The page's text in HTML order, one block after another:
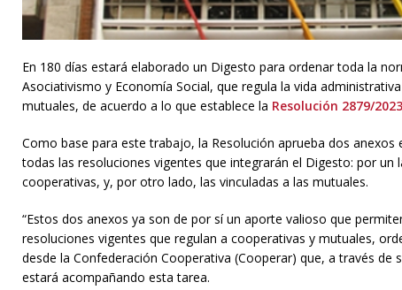
En 180 días estará elaborado un Digesto para ordenar toda la
Asociativismo y Economía Social, que regula la vida
mutuales, de acuerdo a lo que establece la Resolución 2879/2023
Como base para este trabajo, la Resolución aprueba dos anexos
todas las resoluciones vigentes que integrarán el Digesto: por un
cooperativas, y, por otro lado, las vinculadas a las mutuales.
“Estos dos anexos ya son de por sí un aporte valioso que
resoluciones vigentes que regulan a cooperativas y mutuales,
desde la Confederación Cooperativa (Cooperar) que, a través de
estará acompañando esta tarea.